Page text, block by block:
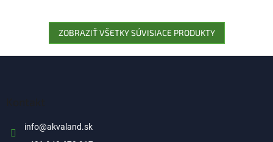
ZOBRAZIŤ VŠETKY SÚVISIACE PRODUKTY
info@akvaland.sk